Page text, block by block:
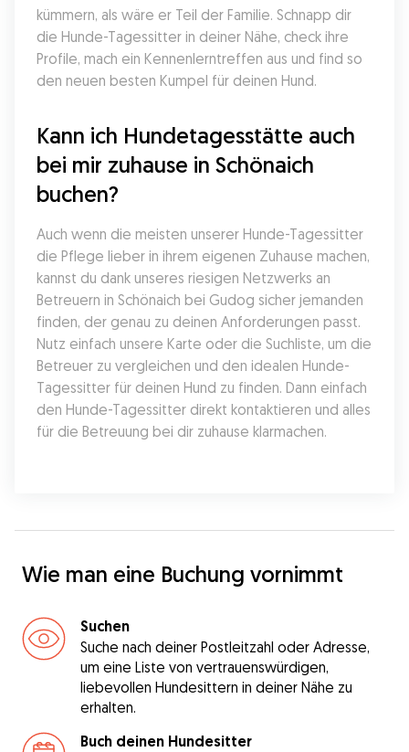
kümmern, als wäre er Teil der Familie. Schnapp dir
die Hunde-Tagessitter in deiner Nähe, check ihre
Profile, mach ein Kennenlerntreffen aus und find so
den neuen besten Kumpel für deinen Hund.
Kann ich Hundetagesstätte auch
bei mir zuhause in Schönaich
buchen?
Auch wenn die meisten unserer Hunde-Tagessitter
die Pflege lieber in ihrem eigenen Zuhause machen,
kannst du dank unseres riesigen Netzwerks an
Betreuern in Schönaich bei Gudog sicher jemanden
finden, der genau zu deinen Anforderungen passt.
Nutz einfach unsere Karte oder die Suchliste, um die
Betreuer zu vergleichen und den idealen Hunde-
Tagessitter für deinen Hund zu finden. Dann einfach
den Hunde-Tagessitter direkt kontaktieren und alles
für die Betreuung bei dir zuhause klarmachen.
Wie man eine Buchung vornimmt
Suchen
Suche nach deiner Postleitzahl oder Adresse,
um eine Liste von vertrauenswürdigen,
liebevollen Hundesittern in deiner Nähe zu
erhalten.
Buch deinen Hundesitter